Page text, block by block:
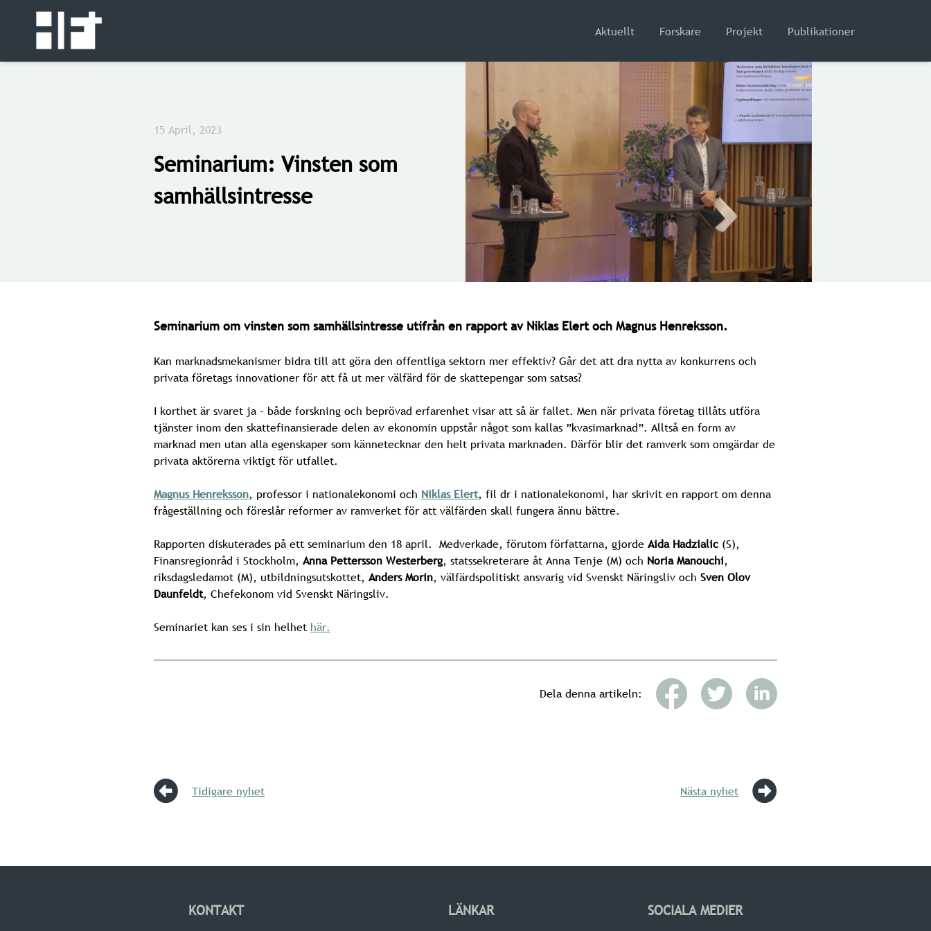
Aktuellt Forskare Projekt Publikationer
15 April, 2023
Seminarium: Vinsten som
samhällsintresse
Seminarium om vinsten som samhällsintresse utifrån en rapport av Niklas Elert och Magnus Henreksson.
Kan marknadsmekanismer bidra till att göra den offentliga sektorn mer effektiv? Går det att dra nytta av konkurrens och
privata företags innovationer för att få ut mer välfärd för de skattepengar som satsas?
I korthet är svaret ja – både forskning och beprövad erfarenhet visar att så är fallet. Men när privata företag tillåts utföra
tjänster inom den skattefinansierade delen av ekonomin uppstår något som kallas ”kvasimarknad”. Alltså en form av
marknad men utan alla egenskaper som kännetecknar den helt privata marknaden. Därför blir det ramverk som omgärdar de
privata aktörerna viktigt för utfallet.
Magnus Henreksson, professor i nationalekonomi och Niklas Elert, fil dr i nationalekonomi, har skrivit en rapport om denna
frågeställning och föreslår reformer av ramverket för att välfärden skall fungera ännu bättre.
Rapporten diskuterades på ett seminarium den 18 april. Medverkade, förutom författarna, gjorde Aida Hadzialic (S),
Finansregionråd i Stockholm, Anna Pettersson Westerberg, statssekreterare åt Anna Tenje (M) och Noria Manouchi,
riksdagsledamot (M), utbildningsutskottet, Anders Morin, välfärdspolitiskt ansvarig vid Svenskt Näringsliv och Sven Olov
Daunfeldt, Chefekonom vid Svenskt Näringsliv.
Seminariet kan ses i sin helhet här.
Dela denna artikeln:
Tidigare nyhet Nästa nyhet
KONTAKT LÄNKAR SOCIALA MEDIER